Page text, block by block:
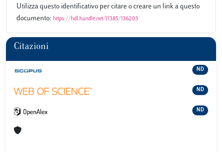
Utilizza questo identificativo per citare o creare un link a questo
documento: https://hdl.handle.net/11385/136203
Citazioni
ND
ND
ND